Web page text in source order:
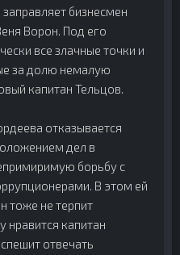
бизнесмен
Ворон. Под его
все злачные точки и
за долю немалую
капитан Тельцов.
отказывается
дел в
борьбу с
В этом ей
тоже не терпит
нравится капитан
отвечать